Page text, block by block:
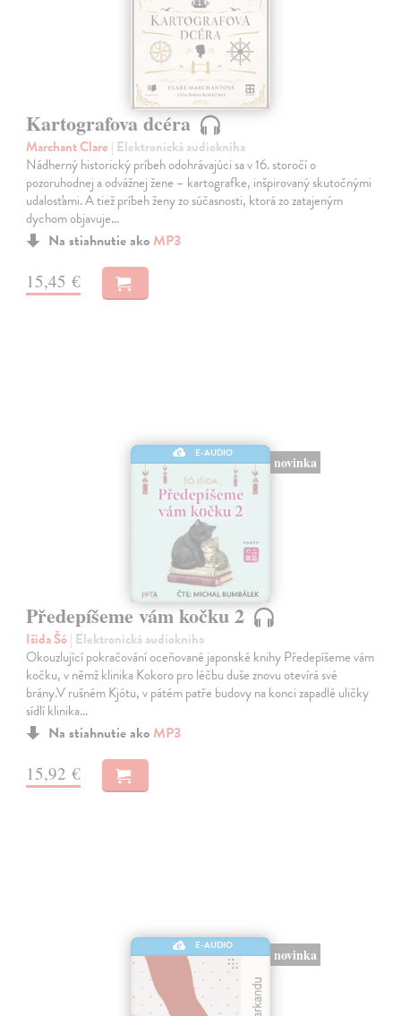
Kartografova dcéra
Marchant Clare | Elektronická audiokniha
Nádherný historický príbeh odohrávajúci sa v 16. storočí o
pozoruhodnej a odvážnej žene – kartografke, inšpirovaný skutočnými
udalosťami. A tiež príbeh ženy zo súčasnosti, ktorá zo zatajeným
dychom objavuje…
Na stiahnutie ako MP3
15,45 €
E-AUDIO
novinka
Předepíšeme vám kočku 2
Išida Šó| Elektronická audiokniha
Okouzlující pokračování oceňované japonské knihy Předepíšeme vám
kočku, v němž klinika Kokoro pro léčbu duše znovu otevírá své
brány.V rušném Kjótu, v pátém patře budovy na konci zapadlé uličky
sídlí klinika…
Na stiahnutie ako MP3
15,92 €
E-AUDIO
novinka